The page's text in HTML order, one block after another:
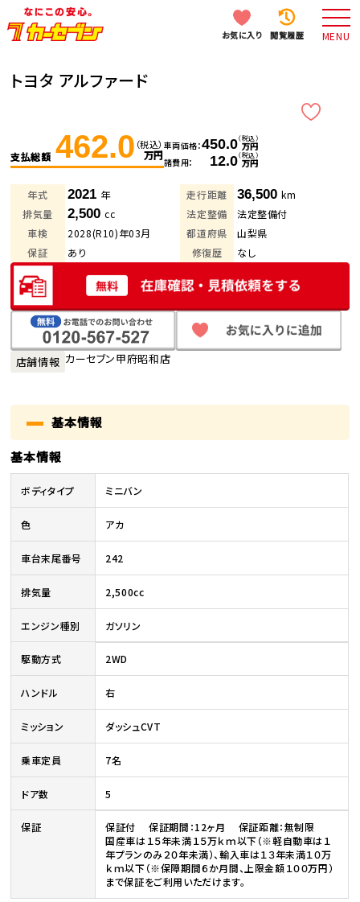
お気に入り 閲覧履歴 MENU
トヨタ アルファード
支払総額 462.0 （税込）
万円
車両価格 450.0（税込）
万円
諸費用
12.0（税込）
万円
年式 2021 年 走行距離 36,500 km
排気量
2,500cc 法定整備
法定整備付
車検
2028(R10)年03月 都道府県
山梨県
保証
あり 修復歴 なし
店舗情報 カーセブン甲府昭和店
基本情報
基本情報
ボディタイプ ミニバン
色 アカ
車台末尾番号 242
排気量 2,500cc
エンジン種別 ガソリン
駆動方式 2WD
ハンドル 右
ミッション ダッシュCVT
乗車定員 7名
ドア数 5
保証
保証付 保証期間：12ヶ月 保証距離：無制限
国産車は１５年未満１５万ｋｍ以下（※軽自動車は１
年プランのみ２０年未満）、輸入車は１３年未満１０万
ｋｍ以下（※保障期間６か月間、上限金額１００万円）
まで保証をご利用いただけます。